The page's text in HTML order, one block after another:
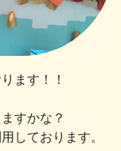
ます！！
すかな？
しております。